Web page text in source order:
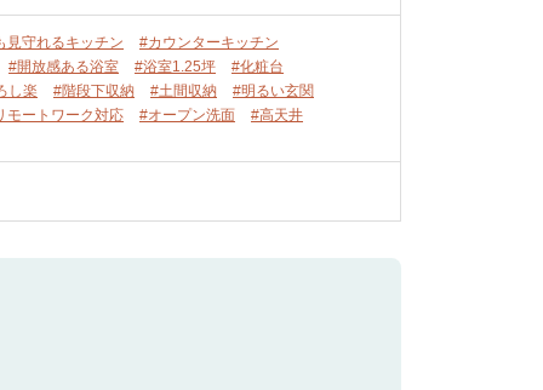
見守れるキッチン
#カウンターキッチン
#開放感ある浴室 #浴室1.25坪
#化粧台
し楽 #階段下収納 #土間収納
#明るい玄関
モートワーク対応 #オープン洗面
#高天井